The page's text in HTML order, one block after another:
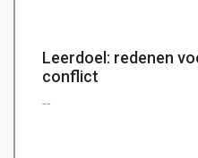
Leerdoel: redenen
conflict
--